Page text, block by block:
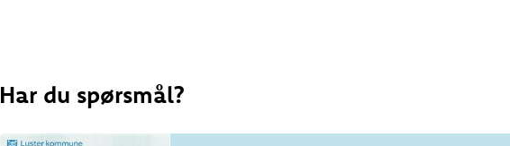
Har du spørsmål?